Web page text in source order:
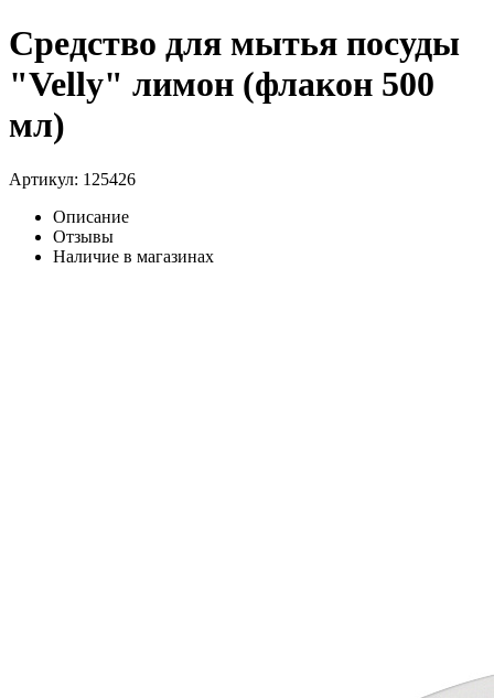
Средство для мытья посуды
"Velly" лимон (флакон 500
мл)
Артикул: 125426
Описание
Отзывы
Наличие в магазинах